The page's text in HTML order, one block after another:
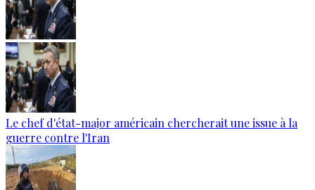
Le chef d'état-major américain chercherait une issue à la
guerre contre l'Iran